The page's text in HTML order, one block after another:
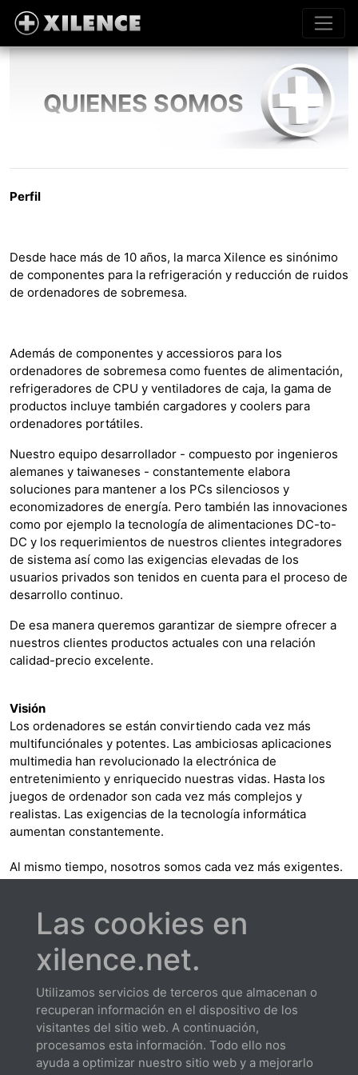
QUIENES SOMOS
Perfil
Desde hace más de 10 años, la marca Xilence es sinónimo
de componentes para la refrigeración y reducción de ruidos
de ordenadores de sobremesa.
Además de componentes y accessioros para los
ordenadores de sobremesa como fuentes de alimentación,
refrigeradores de CPU y ventiladores de caja, la gama de
productos incluye también cargadores y coolers para
ordenadores portátiles.
Nuestro equipo desarrollador - compuesto por ingenieros
alemanes y taiwaneses - constantemente elabora
soluciones para mantener a los PCs silenciosos y
economizadores de energía. Pero también las innovaciones
como por ejemplo la tecnología de alimentaciones DC-to-
DC y los requerimientos de nuestros clientes integradores
de sistema así como las exigencias elevadas de los
usuarios privados son tenidos en cuenta para el proceso de
desarrollo continuo.
De esa manera queremos garantizar de siempre ofrecer a
nuestros clientes productos actuales con una relación
calidad-precio excelente.
Visión
Los ordenadores se están convirtiendo cada vez más
multifunciónales y potentes. Las ambiciosas aplicaciones
multimedia han revolucionado la electrónica de
entretenimiento y enriquecido nuestras vidas. Hasta los
juegos de ordenador son cada vez más complejos y
realistas. Las exigencias de la tecnología informática
aumentan constantemente.
Al mismo tiempo, nosotros somos cada vez más exigentes.
Las principales características como potencia informática
factores como un bajo nivel de ruido y consumo energético.
Misión
El equipo de desarrollo Xilence trabaja constantemente
para crear PCs más silenciosos y energéticamente
eficientes, pese al aumento constante de potencia
informática y rendimiento gráfico. Xilence no solamente
contribuye a hacer más cómoda la tecnología informática,
sino que reduce el nivel de ruido y las emisiones de calor,
Las cookies en
xilence.net.
Utilizamos servicios de terceros que almacenan o
recuperan información en el dispositivo de los
visitantes del sitio web. A continuación,
procesamos esta información. Todo ello nos
ayuda a optimizar nuestro sitio web y a mejorarlo